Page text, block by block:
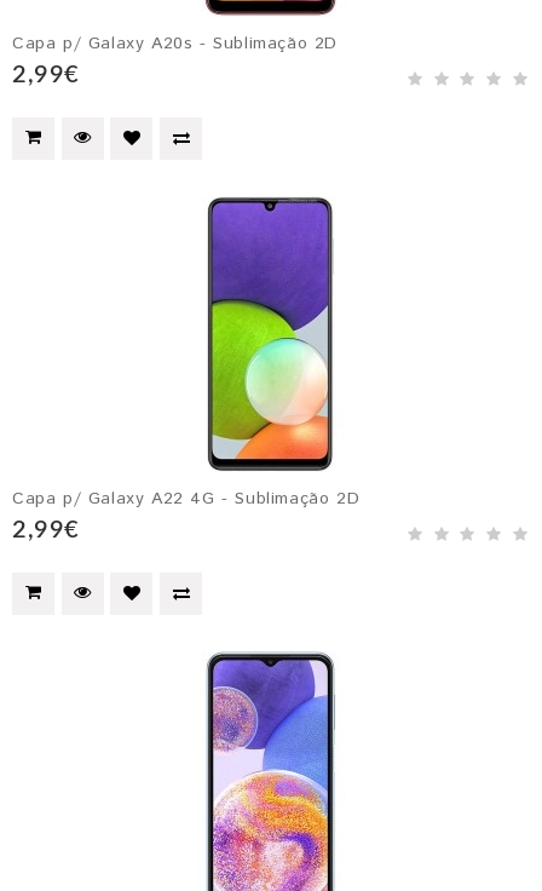
Capa p/ Galaxy A20s - Sublimação 2D
2,99€
Capa p/ Galaxy A22 4G - Sublimação 2D
2,99€